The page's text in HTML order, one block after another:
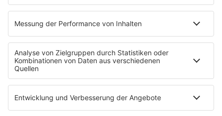
radio.de
radioplayer.de
Partner
WERBUNG
Leistungen und Produkte
Mediadaten und Preisliste
Ansprechpartner